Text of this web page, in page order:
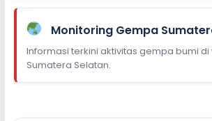
Monitoring Gempa
Informasi terkini aktivitas gempa bumi di
Sumatera Selatan.